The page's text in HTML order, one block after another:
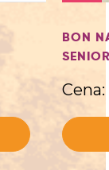
BON
Cena: